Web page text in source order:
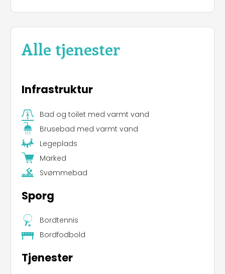
Alle tjenester
Infrastruktur
Bad og toilet med varmt vand
Brusebad med varmt vand
Legeplads
Marked
Svømmebad
Sporg
Bordtennis
Bordfodbold
Tjenester